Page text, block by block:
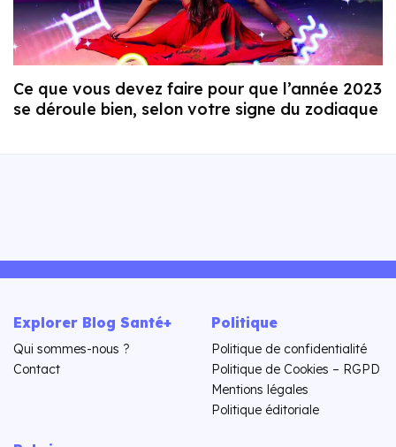
Ce que vous devez faire pour que l’année 2023
se déroule bien, selon votre signe du zodiaque
Explorer Blog Santé+
Qui sommes-nous ?
Contact
Politique
Politique de confidentialité
Politique de Cookies – RGPD
Mentions légales
Politique éditoriale